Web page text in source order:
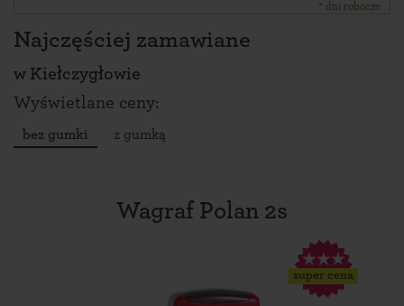
* dni robocze
Najczęściej zamawiane
w Kiełczygłowie
Wyświetlane ceny:
bez gumki z gumką
Wagraf Polan 2s
super cena